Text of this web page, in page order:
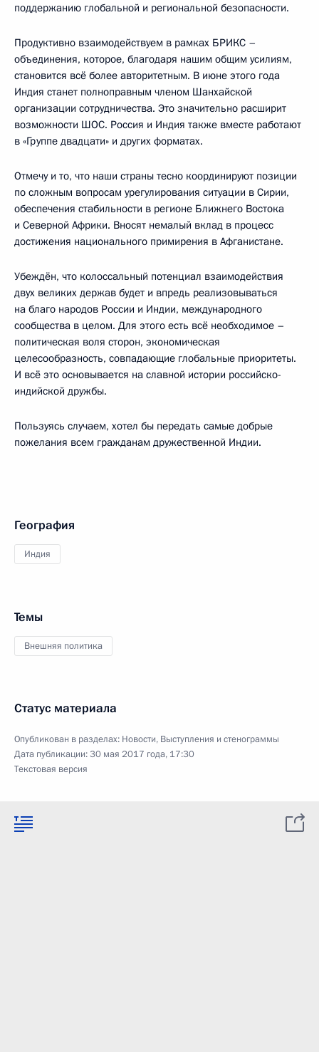
поддержанию глобальной и региональной безопасности.
Продуктивно взаимодействуем в рамках БРИКС –
объединения, которое, благодаря нашим общим усилиям,
становится всё более авторитетным. В июне этого года
Индия станет полноправным членом Шанхайской
организации сотрудничества. Это значительно расширит
возможности ШОС. Россия и Индия также вместе работают
в «Группе двадцати» и других форматах.
Отмечу и то, что наши страны тесно координируют позиции
по сложным вопросам урегулирования ситуации в Сирии,
обеспечения стабильности в регионе Ближнего Востока
и Северной Африки. Вносят немалый вклад в процесс
достижения национального примирения в Афганистане.
Убеждён, что колоссальный потенциал взаимодействия
двух великих держав будет и впредь реализовываться
на благо народов России и Индии, международного
сообщества в целом. Для этого есть всё необходимое –
политическая воля сторон, экономическая
целесообразность, совпадающие глобальные приоритеты.
И всё это основывается на славной истории российско-
индийской дружбы.
Пользуясь случаем, хотел бы передать самые добрые
пожелания всем гражданам дружественной Индии.
География
Индия
Темы
Внешняя политика
Статус материала
Опубликован в разделах: Новости, Выступления и стенограммы
Дата публикации:30 мая 2017 года, 17:30
Текстовая версия